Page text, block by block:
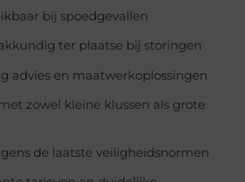
bij spoedgevallen
ter plaatse bij storingen
advies en maatwerkoplossingen
zowel kleine klussen als grote
de laatste veiligheidsnormen